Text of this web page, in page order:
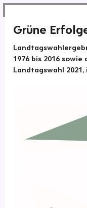
Grüne
1976 bis 2016
Landtagswahl 2021,